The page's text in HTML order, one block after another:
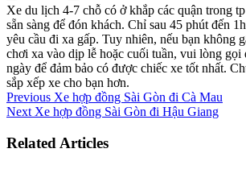
Xe du lịch 4-7 chỗ có ở khắp các quận trong
sẵn sàng để đón khách. Chỉ sau 45 phút đến
yêu cầu đi xa gấp. Tuy nhiên, nếu bạn không
chơi xa vào dịp lễ hoặc cuối tuần, vui lòng gọi
ngày để đảm bảo có được chiếc xe tốt nhất.
sắp xếp xe cho bạn hơn.
Previous Xe hợp đồng Sài Gòn đi Cà Mau
Next Xe hợp đồng Sài Gòn đi Hậu Giang
Related Articles